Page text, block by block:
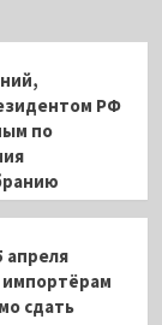
РФ
по
апреля
сдать